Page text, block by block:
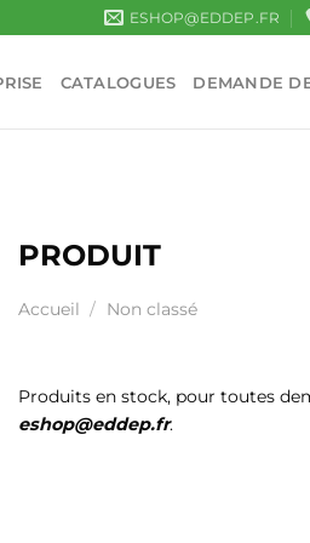
ESHOP@EDDEP.FR
CATALOGUES DEMANDE
PRODUIT
Accueil / Non classé
Produits en stock, pour toutes
eshop@eddep.fr.